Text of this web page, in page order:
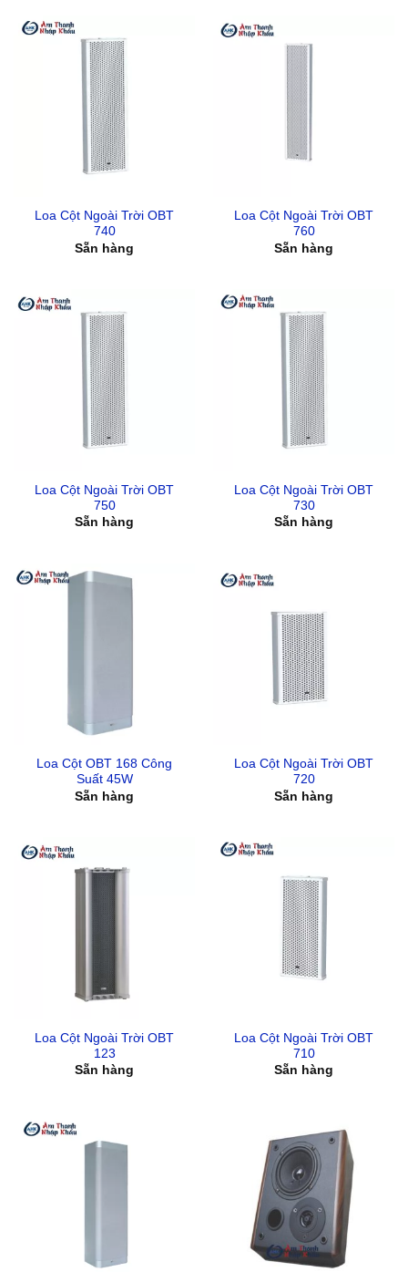
Loa Cột Ngoài Trời OBT
740
Sẵn hàng
Loa Cột Ngoài Trời OBT
760
Sẵn hàng
Loa Cột Ngoài Trời OBT
750
Sẵn hàng
Loa Cột Ngoài Trời OBT
730
Sẵn hàng
Loa Cột OBT 168 Công
Suất 45W
Sẵn hàng
Loa Cột Ngoài Trời OBT
720
Sẵn hàng
Loa Cột Ngoài Trời OBT
123
Sẵn hàng
Loa Cột Ngoài Trời OBT
710
Sẵn hàng